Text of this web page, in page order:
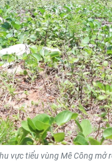
vực tiểu vùng Mê Công mở